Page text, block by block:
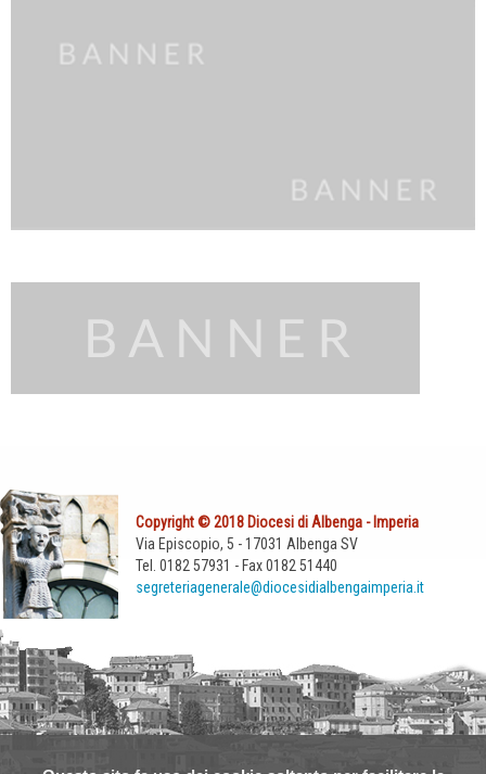
Copyright © 2018 Diocesi di Albenga - Imperia
Via Episcopio, 5 - 17031 Albenga SV
Tel. 0182 57931 - Fax 0182 51440
segreteriagenerale@diocesidialbengaimperia.it